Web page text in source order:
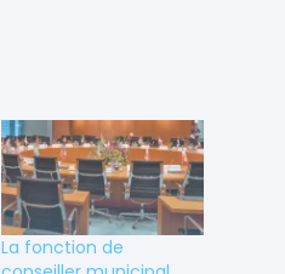
La fonction de